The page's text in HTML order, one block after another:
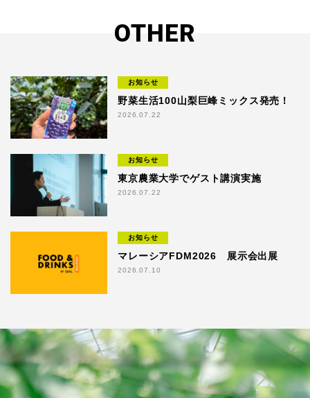
OTHER
お知らせ
野菜生活100山梨巨峰ミックス発売！
2026.07.22
お知らせ
東京農業大学でゲスト講演実施
2026.07.22
お知らせ
マレーシアFDM2026 展示会出展
2026.07.10